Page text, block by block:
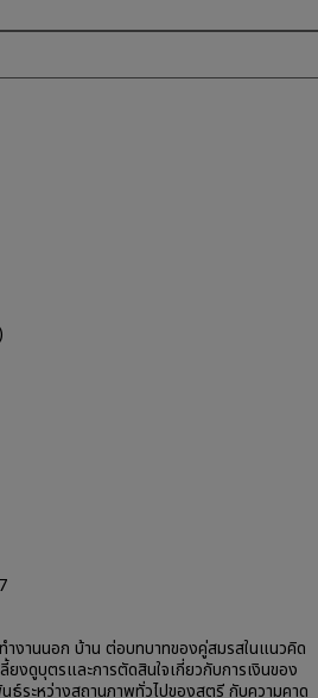
ำงานนอก บ้าน ต่อบทบาทของคู่สมรสในแนวคิด
งดูบุตรและการตัดสินใจเกี่ยวกับการเงินของ
ระหว่างสถานภาพทั่วไปของสตรี กับความคาด